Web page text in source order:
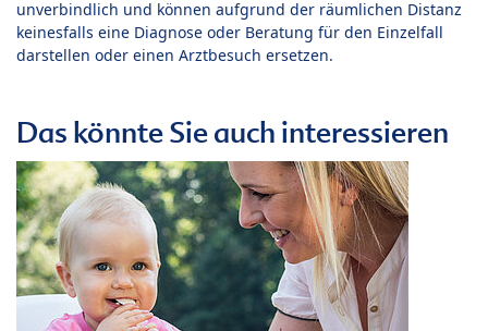
unverbindlich und können aufgrund der räumlichen Distanz
keinesfalls eine Diagnose oder Beratung für den Einzelfall
darstellen oder einen Arztbesuch ersetzen.
Das könnte Sie auch interessieren